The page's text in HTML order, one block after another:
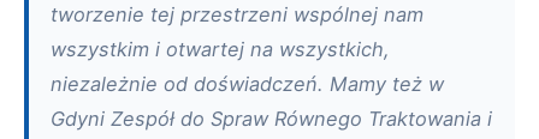
tworzenie tej przestrzeni wspólnej nam
wszystkim i otwartej na wszystkich,
niezależnie od doświadczeń. Mamy też w
Gdyni Zespół do Spraw Równego Traktowania i